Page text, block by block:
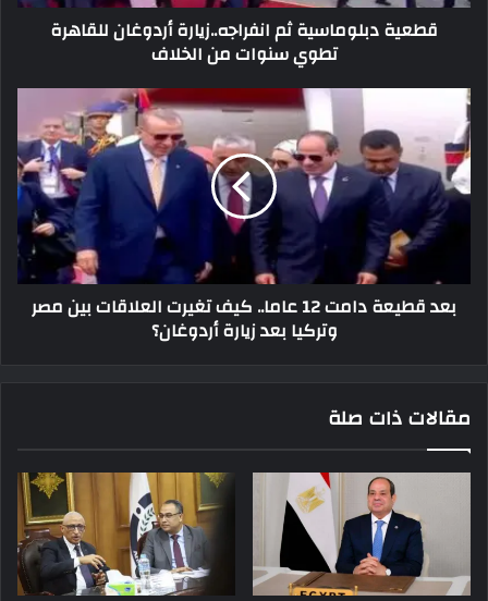
قطعية دبلوماسية ثم انفراجه..زيارة أردوغان للقاهرة
تطوي سنوات من الخلاف
بعد قطيعة دامت 12 عاما.. كيف تغيرت العلاقات بين مصر
وتركيا بعد زيارة أردوغان؟
مقالات ذات صلة